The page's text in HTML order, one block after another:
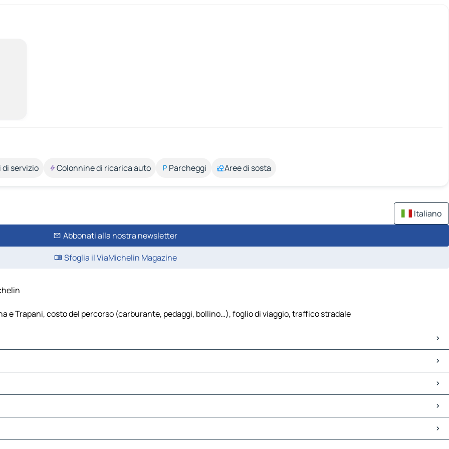
servizio Colonnine di ricarica auto Parcheggi Aree di sosta
Italiano
Abbonati alla nostra newsletter
Sfoglia il ViaMichelin Magazine
e Trapani, costo del percorso (carburante, pedaggi, bollino…), foglio di viaggio, traffico stradale